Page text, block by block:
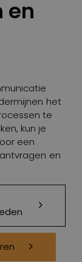
en
het
te
kun je
een
en